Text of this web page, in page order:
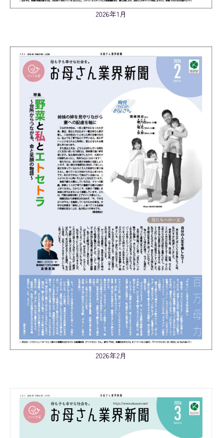
2026年1月
VOL.212
2026年2月
VOL.213